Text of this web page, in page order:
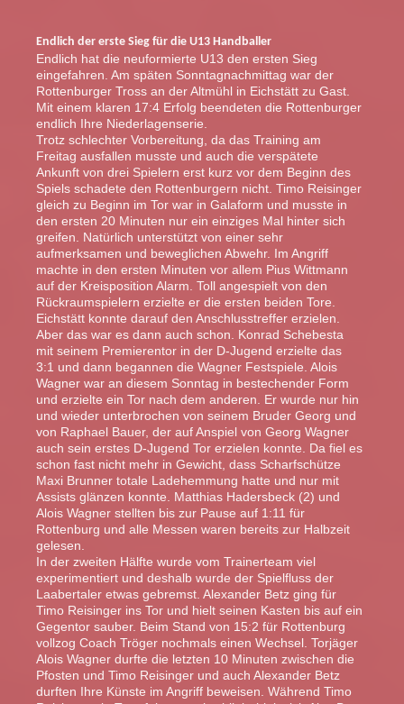
Endlich der erste Sieg für die U13 Handballer
Endlich hat die neuformierte U13 den ersten Sieg
eingefahren. Am späten Sonntagnachmittag war der
Rottenburger Tross an der Altmühl in Eichstätt zu Gast.
Mit einem klaren 17:4 Erfolg beendeten die Rottenburger
endlich Ihre Niederlagenserie.
Trotz schlechter Vorbereitung, da das Training am
Freitag ausfallen musste und auch die verspätete
Ankunft von drei Spielern erst kurz vor dem Beginn des
Spiels schadete den Rottenburgern nicht. Timo Reisinger
gleich zu Beginn im Tor war in Galaform und musste in
den ersten 20 Minuten nur ein einziges Mal hinter sich
greifen. Natürlich unterstützt von einer sehr
aufmerksamen und beweglichen Abwehr. Im Angriff
machte in den ersten Minuten vor allem Pius Wittmann
auf der Kreisposition Alarm. Toll angespielt von den
Rückraumspielern erzielte er die ersten beiden Tore.
Eichstätt konnte darauf den Anschlusstreffer erzielen.
Aber das war es dann auch schon. Konrad Schebesta
mit seinem Premierentor in der D-Jugend erzielte das
3:1 und dann begannen die Wagner Festspiele. Alois
Wagner war an diesem Sonntag in bestechender Form
und erzielte ein Tor nach dem anderen. Er wurde nur hin
und wieder unterbrochen von seinem Bruder Georg und
von Raphael Bauer, der auf Anspiel von Georg Wagner
auch sein erstes D-Jugend Tor erzielen konnte. Da fiel es
schon fast nicht mehr in Gewicht, dass Scharfschütze
Maxi Brunner totale Ladehemmung hatte und nur mit
Assists glänzen konnte. Matthias Hadersbeck (2) und
Alois Wagner stellten bis zur Pause auf 1:11 für
Rottenburg und alle Messen waren bereits zur Halbzeit
gelesen.
In der zweiten Hälfte wurde vom Trainerteam viel
experimentiert und deshalb wurde der Spielfluss der
Laabertaler etwas gebremst. Alexander Betz ging für
Timo Reisinger ins Tor und hielt seinen Kasten bis auf ein
Gegentor sauber. Beim Stand von 15:2 für Rottenburg
vollzog Coach Tröger nochmals einen Wechsel. Torjäger
Alois Wagner durfte die letzten 10 Minuten zwischen die
Pfosten und Timo Reisinger und auch Alexander Betz
durften Ihre Künste im Angriff beweisen. Während Timo